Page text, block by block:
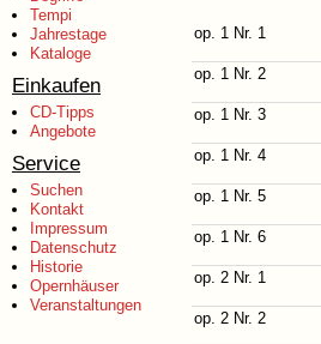
Tempi
Jahrestage
Kataloge
Einkaufen
CD-Tipps
Angebote
Service
Suchen
Kontakt
Impressum
Datenschutz
Historie
Opernhäuser
Veranstaltungen
op. 1 Nr. 1
op. 1 Nr. 2
op. 1 Nr. 3
op. 1 Nr. 4
op. 1 Nr. 5
op. 1 Nr. 6
op. 2 Nr. 1
op. 2 Nr. 2